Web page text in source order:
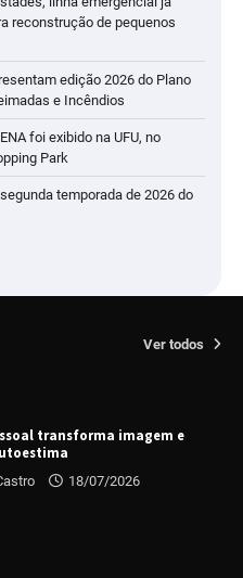
reconstrução de pequenos
edição 2026 do Plano
e Incêndios
foi exibido na UFU, no
Park
temporada de 2026 do
Ver todos
transforma imagem e
18/07/2026